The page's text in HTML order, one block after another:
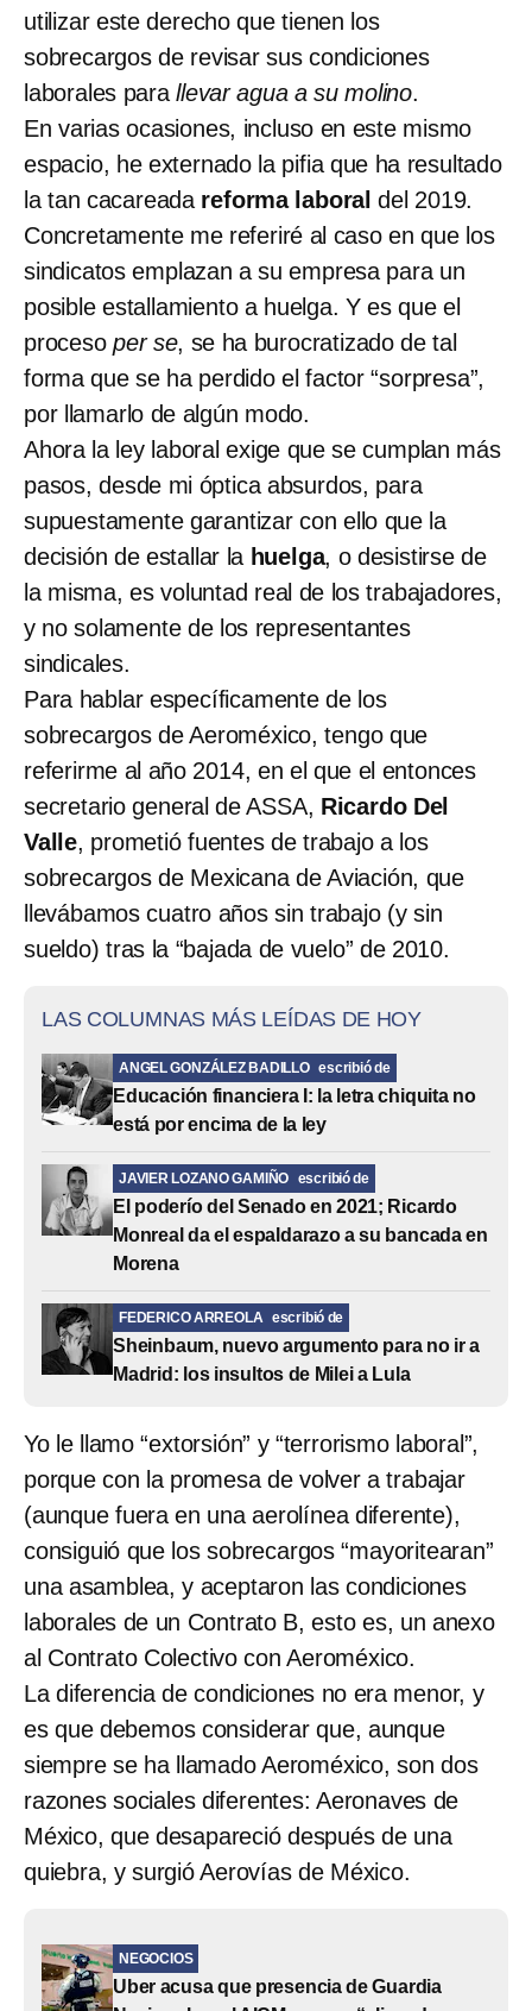
utilizar este derecho que tienen los
sobrecargos de revisar sus condiciones
laborales parallevar agua a su molino.
En varias ocasiones, incluso en este mismo
espacio, he externado la pifia que ha resultado
la tan cacareada reforma laboral del 2019.
Concretamente me referiré al caso en que los
sindicatos emplazan a su empresa para un
posible estallamiento a huelga. Y es que el
proceso per se, se ha burocratizado de tal
forma que se ha perdido el factor “sorpresa”,
por llamarlo de algún modo.
Ahora la ley laboral exige que se cumplan más
pasos, desde mi óptica absurdos, para
supuestamente garantizar con ello que la
decisión de estallar la huelga, o desistirse de
la misma, es voluntad real de los trabajadores,
y no solamente de los representantes
sindicales.
Para hablar específicamente de los
sobrecargos de Aeroméxico, tengo que
referirme al año 2014, en el que el entonces
secretario general de ASSA, Ricardo Del
Valle, prometió fuentes de trabajo a los
sobrecargos de Mexicana de Aviación, que
llevábamos cuatro años sin trabajo (y sin
sueldo) tras la “bajada de vuelo” de 2010.
LAS COLUMNAS MÁS LEÍDAS DE HOY
ANGEL GONZÁLEZ BADILLO escribió de
Educación financiera I: la letra chiquita no
está por encima de la ley
JAVIER LOZANO GAMIÑO escribió de
El poderío del Senado en 2021; Ricardo
Monreal da el espaldarazo a su bancada en
Morena
FEDERICO ARREOLA escribió de
Sheinbaum, nuevo argumento para no ir a
Madrid: los insultos de Milei a Lula
Yo le llamo “extorsión” y “terrorismo laboral”,
porque con la promesa de volver a trabajar
(aunque fuera en una aerolínea diferente),
consiguió que los sobrecargos “mayoritearan”
una asamblea, y aceptaron las condiciones
laborales de un Contrato B, esto es, un anexo
al Contrato Colectivo con Aeroméxico.
La diferencia de condiciones no era menor, y
es que debemos considerar que, aunque
siempre se ha llamado Aeroméxico, son dos
razones sociales diferentes: Aeronaves de
México, que desapareció después de una
quiebra, y surgió Aerovías de México.
NEGOCIOS
Uber acusa que presencia de Guardia